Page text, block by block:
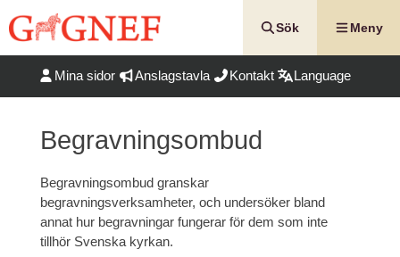
till
Sök Meny
Mina sidor Anslagstavla Kontakt Language
Begravningsombud
Begravningsombud granskar
begravningsverksamheter, och undersöker bland
annat hur begravningar fungerar för dem som inte
tillhör Svenska kyrkan.